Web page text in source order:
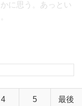
に思う。あっとい
4 5 最後